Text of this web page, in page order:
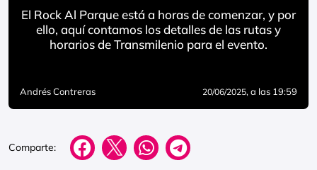
El Rock Al Parque está a horas de comenzar, y por
ello, aquí contamos los detalles de las rutas y
horarios de Transmilenio para el evento.
Andrés Contreras 20/06/2025, a las 19:59
Comparte: